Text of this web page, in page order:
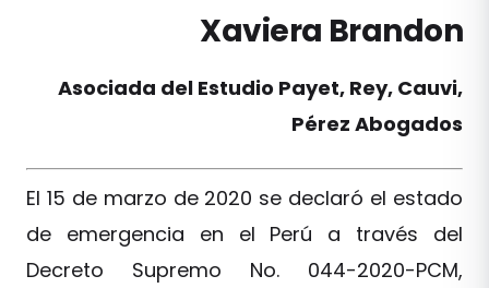
Xaviera Brandon
Asociada del Estudio Payet, Rey, Cauvi,
Pérez Abogados
El 15 de marzo de 2020 se declaró el estado
de emergencia en el Perú a través del
Decreto Supremo No. 044-2020-PCM,